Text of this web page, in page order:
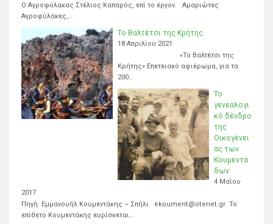
Ο Αγροφύλακας Στέλιος Καπαρός, επί το έργον. Αμαριώτες
Αγροφύλακες,…
Το Βαλτέτσι της Κρήτης.
18 Απριλίου 2021
«Το Βαλτέτσι της
Κρήτης» Επετειακό αφιέρωμα, για τα
200…
Το
γενεαλογι
κό δένδρο
της
Οικογένει
ας των
Κουμεντά
δων.
4 Μαΐου
2017
Πηγή Εμμανουήλ Κουμεντάκης – Σπήλι. ekoument@otenet.gr Το
επίθετο Κουμεντάκης ευρίσκεται…